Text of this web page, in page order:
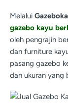
Melalui
gazebo kayu
oleh pengrajin
dan furniture
pasang gazebo
dan ukuran yang